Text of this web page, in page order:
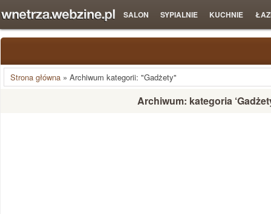
SALON SYPIALNIE KUCHNIE
Strona główna » Archiwum kategorii: "Gadżety"
Archiwum: kategoria